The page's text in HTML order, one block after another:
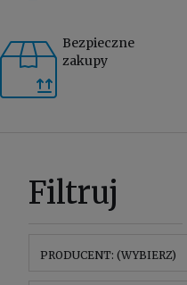
Bezpieczne
zakupy
Filtruj
PRODUCENT: (WYBIERZ)